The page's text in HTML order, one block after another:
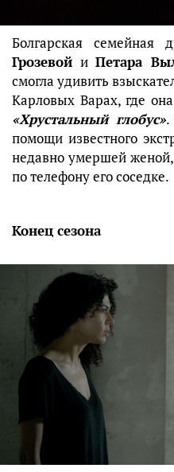
Болгарская семейная
Грозевой иПетара
смогла удивить
Карловых Варах, где
«Хрустальный глобус».
помощи известного
недавно умершей женой,
по телефону его соседке.
Конец сезона